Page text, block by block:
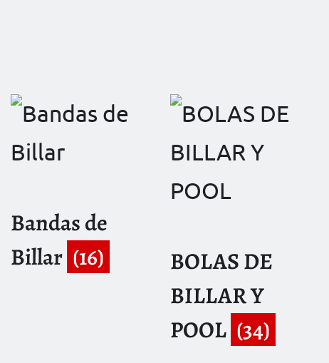
Bandas de
Billar (16)
BOLAS DE
BILLAR Y
POOL (34)